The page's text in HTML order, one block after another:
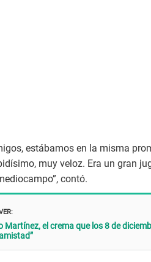
estábamos en la misma
muy veloz. Era un gran
contó.
Martínez, el crema que los 8 de